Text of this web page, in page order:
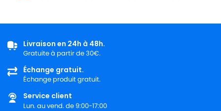
Livraison en 24h à 48h.
Gratuite à partir de 30€.
Échange gratuit.
Échange produit gratuit.
Service client
Lun. au vend. de 9:00-17:00